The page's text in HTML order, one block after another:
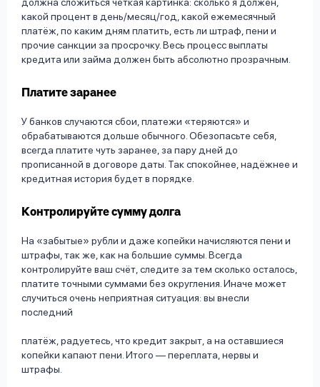
должна сложиться чёткая картинка: сколько я должен,
какой процент в день/месяц/год, какой ежемесячный
платёж, по каким дням платить, есть ли штраф, пени и
прочие санкции за просрочку. Весь процесс выплаты
кредита или займа должен быть абсолютно прозрачным.
Платите заранее
У банков случаются сбои, платежи «теряются» и
обрабатываются дольше обычного. Обезопасьте себя,
всегда платите чуть заранее, за пару дней до
прописанной в договоре даты. Так спокойнее, надёжнее и
кредитная история будет в порядке.
Контролируйте сумму долга
На «забытые» рубли и даже копейки начисляются пени и
штрафы, так же, как на большие суммы. Всегда
контролируйте ваш счёт, следите за тем сколько осталось,
платите точными суммами без округления. Иначе может
случиться очень неприятная ситуация: вы внесли
последний
платёж, радуетесь, что кредит закрыт, а на оставшиеся
копейки капают пени. Итого — переплата, нервы и
штрафы.